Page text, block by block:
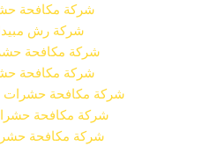
شركة مكافحة
شركة رش
شركة مكافحة
شركة مكافحة
شركة مكافحة حشرات
شركة مكافحة
شركة مكافحة